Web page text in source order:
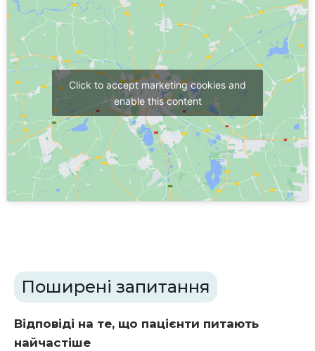
Click to accept marketing cookies and
enable this content
Поширені запитання
Відповіді на те, що пацієнти питають
найчастіше